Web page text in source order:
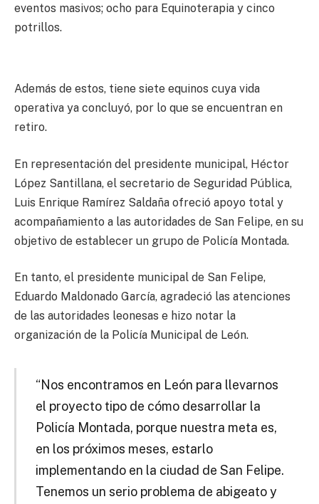
eventos masivos; ocho para Equinoterapia y cinco
potrillos.
Además de estos, tiene siete equinos cuya vida
operativa ya concluyó, por lo que se encuentran en
retiro.
En representación del presidente municipal, Héctor
López Santillana, el secretario de Seguridad Pública,
Luis Enrique Ramírez Saldaña ofreció apoyo total y
acompañamiento a las autoridades de San Felipe, en su
objetivo de establecer un grupo de Policía Montada.
En tanto, el presidente municipal de San Felipe,
Eduardo Maldonado García, agradeció las atenciones
de las autoridades leonesas e hizo notar la
organización de la Policía Municipal de León.
“Nos encontramos en León para llevarnos
el proyecto tipo de cómo desarrollar la
Policía Montada, porque nuestra meta es,
en los próximos meses, estarlo
implementando en la ciudad de San Felipe.
Tenemos un serio problema de abigeato y